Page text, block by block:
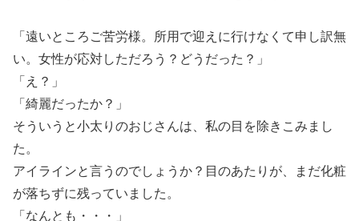
「遠いところご苦労様。所用で迎えに行けなくて申し訳無
い。女性が応対しただろう？どうだった？」
「え？」
「綺麗だったか？」
そういうと小太りのおじさんは、私の目を除きこみまし
た。
アイラインと言うのでしょうか？目のあたりが、まだ化粧
が落ちずに残っていました。
「なんとも・・・」